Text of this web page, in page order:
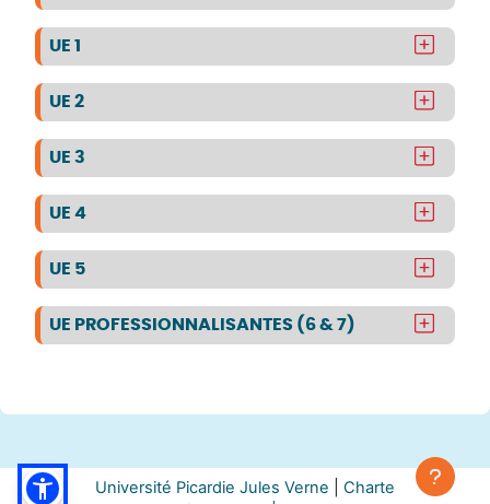
UE 1
UE 2
UE 3
UE 4
UE 5
UE PROFESSIONNALISANTES (6 & 7)
Université Picardie Jules Verne
Charte